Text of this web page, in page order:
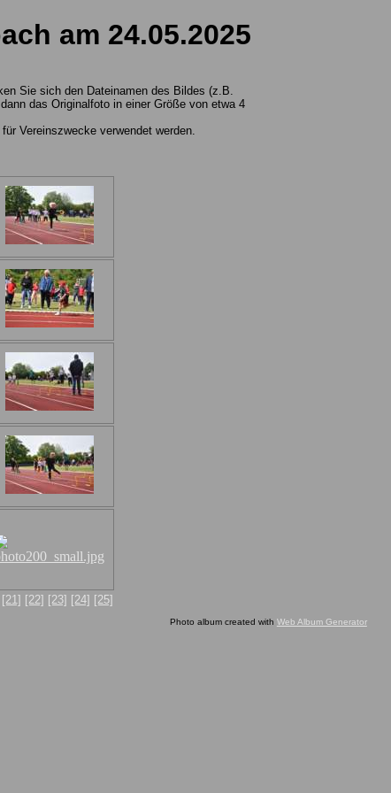
am 24.05.2025
Sie sich den Dateinamen des Bildes (z.B.
das Originalfoto in einer Größe von etwa 4
Vereinszwecke verwendet werden.
[21] [22] [23] [24] [25]
Photo album created with Web Album Generator